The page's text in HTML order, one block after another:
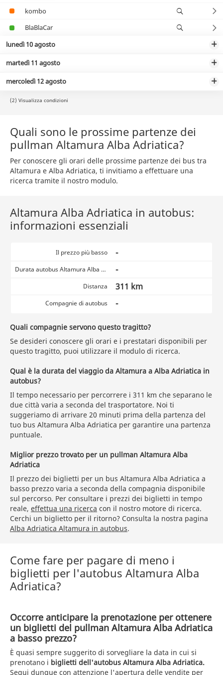
kombo
BlaBlaCar
lunedì 10 agosto
martedì 11 agosto
mercoledì 12 agosto
(2) Visualizza condizioni
Quali sono le prossime partenze dei
pullman Altamura Alba Adriatica?
Per conoscere gli orari delle prossime partenze dei bus tra
Altamura e Alba Adriatica, ti invitiamo a effettuare una
ricerca tramite il nostro modulo.
Altamura Alba Adriatica in autobus:
informazioni essenziali
Il prezzo più basso -
Durata autobus Altamura Alba Adriatica -
Distanza 311 km
Compagnie di autobus -
Quali compagnie servono questo tragitto?
Se desideri conoscere gli orari e i prestatari disponibili per
questo tragitto, puoi utilizzare il modulo di ricerca.
Qual è la durata del viaggio da Altamura a Alba Adriatica in
autobus?
Il tempo necessario per percorrere i 311 km che separano le
due città varia a seconda del trasportatore. Noi ti
suggeriamo di arrivare 20 minuti prima della partenza del
tuo bus Altamura Alba Adriatica per garantire una partenza
puntuale.
Miglior prezzo trovato per un pullman Altamura Alba
Adriatica
Il prezzo dei biglietti per un bus Altamura Alba Adriatica a
basso prezzo varia a seconda della compagnia disponibile
sul percorso. Per consultare i prezzi dei biglietti in tempo
reale, effettua una ricerca con il nostro motore di ricerca.
Cerchi un biglietto per il ritorno? Consulta la nostra pagina
Alba Adriatica Altamura in autobus.
Come fare per pagare di meno i
biglietti per l'autobus Altamura Alba
Adriatica?
Occorre anticipare la prenotazione per ottenere
un biglietti del pullman Altamura Alba Adriatica
a basso prezzo?
È quasi sempre suggerito di sorvegliare la data in cui si
prenotano i biglietti dell'autobus Altamura Alba Adriatica.
Segui dunque con attenzione l'apertura delle vendite per